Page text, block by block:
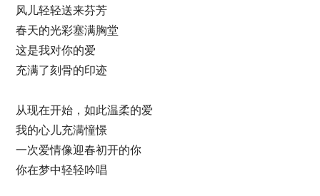
风儿轻轻送来芬芳
春天的光彩塞满胸堂
这是我对你的爱
充满了刻骨的印迹
从现在开始，如此温柔的爱
我的心儿充满憧憬
一次爱情像迎春初开的你
你在梦中轻轻吟唱